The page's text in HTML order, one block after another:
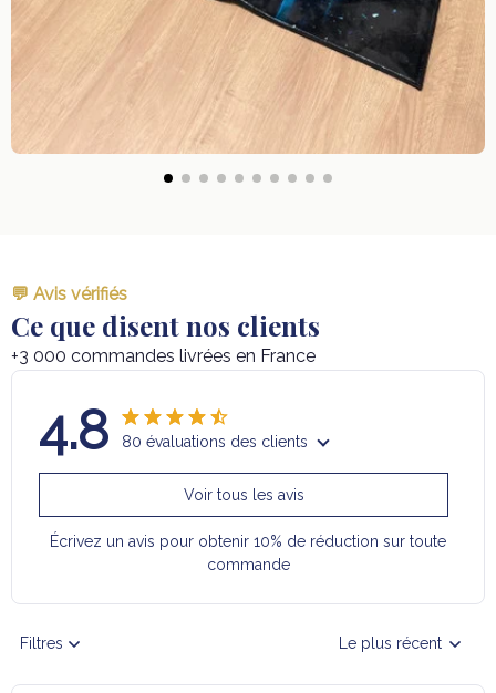
💬 Avis vérifiés
Ce que disent nos clients
+3 000 commandes livrées en France
4.8 80 évaluations des clients
Voir tous les avis
Écrivez un avis pour obtenir 10% de réduction sur toute
commande
Filtres Le plus récent